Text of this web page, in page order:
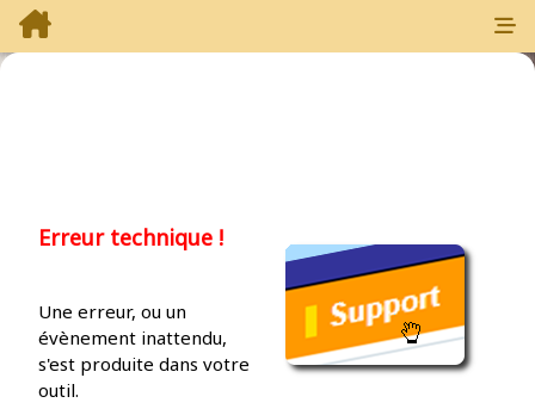
Erreur technique !
Une erreur, ou un
évènement inattendu,
s'est produite dans votre
outil.